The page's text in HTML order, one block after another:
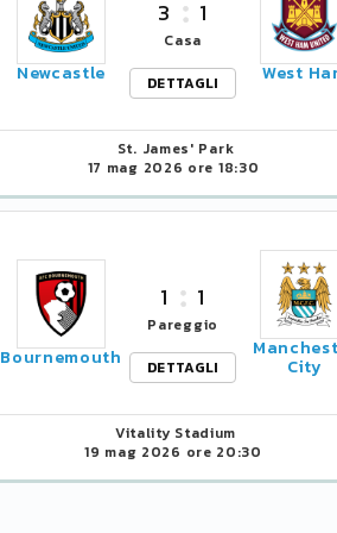
Newcastle
3 1
Casa
DETTAGLI
West
St. James' Park
17 mag 2026 ore 18:30
Bournemouth
1 1
Pareggio
DETTAGLI
City
Vitality Stadium
19 mag 2026 ore 20:30
LIGUE1
PSG
2 Monaco 34
3 Brest 34
34
Nizza 34
Lione